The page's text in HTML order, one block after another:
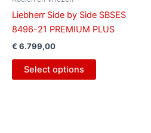
Liebherr Side by Side SBSES
8496-21 PREMIUM PLUS
€ 6.799,00
Select options